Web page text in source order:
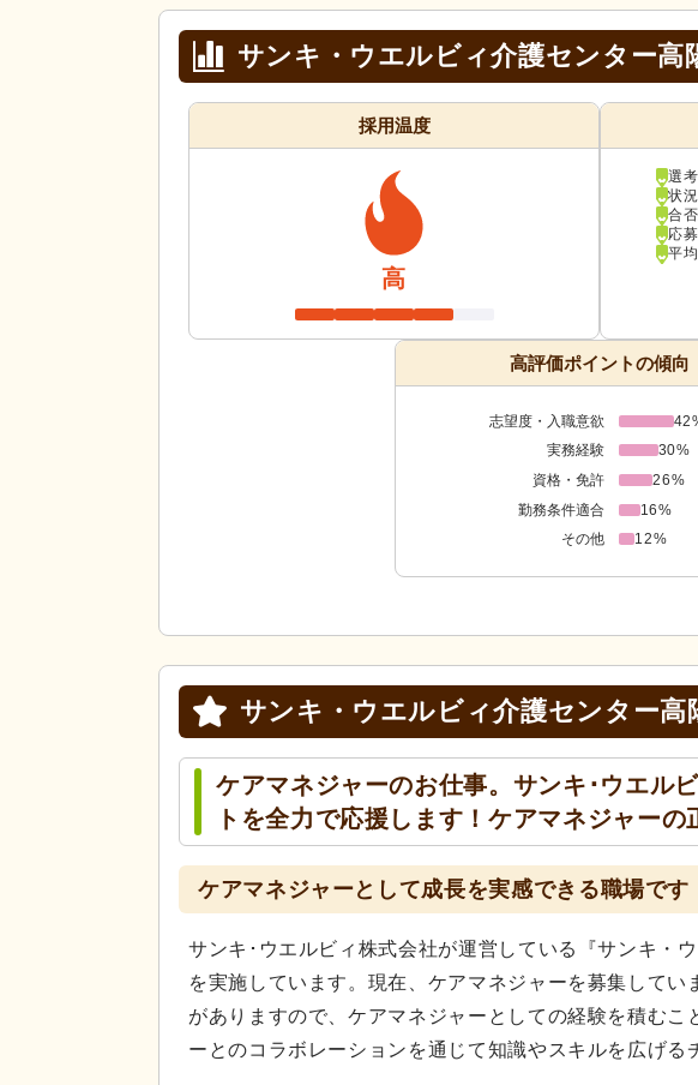
サンキ・ウエルビィ介護センター高
採用温度
高
選
状
合
応
平
高評価ポイントの傾向
志望度・入職意欲
実務経験
30%
資格・免許
26%
勤務条件適合
16%
その他
12%
サンキ・ウエルビィ介護センター高
ケアマネジャーのお仕事。サンキ･ウエル
トを全力で応援します！ケアマネジャーの
ケアマネジャーとして成長を実感できる職場です
サンキ･ウエルビィ株式会社が運営している『サンキ・
を実施しています。現在、ケアマネジャーを募集して
がありますので、ケアマネジャーとしての経験を積む
ーとのコラボレーションを通じて知識やスキルを広げる